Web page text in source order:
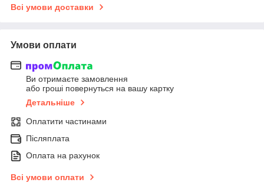
Всі умови доставки
Умови оплати
Ви отримаєте замовлення
або гроші повернуться на вашу картку
Детальніше
Оплатити частинами
Післяплата
Оплата на рахунок
Всі умови оплати